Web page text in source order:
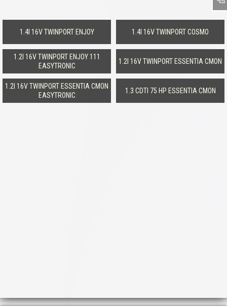
1.4I 16V TWINPORT ENJOY 1.4I 16V TWINPORT COSMO
1.2I 16V TWINPORT ENJOY 111
EASYTRONIC
1.2I 16V TWINPORT ESSENTIA CMON
1.2I 16V TWINPORT ESSENTIA CMON
EASYTRONIC
1.3 CDTI 75 HP ESSENTIA CMON